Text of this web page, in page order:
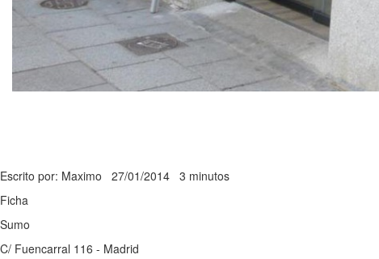
Escrito por: Maximo 27/01/2014 3 minutos
Ficha
Sumo
C/ Fuencarral 116 - Madrid